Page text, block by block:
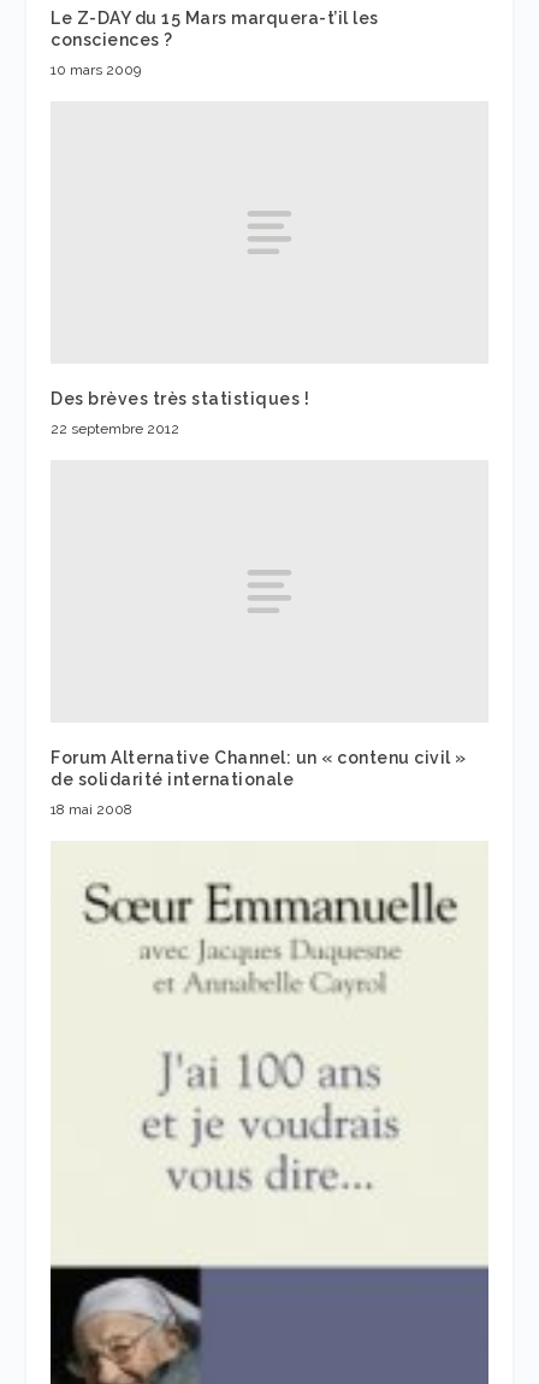
Le Z-DAY du 15 Mars marquera-t’il les
consciences ?
10 mars 2009
Des brèves très statistiques !
22 septembre 2012
Forum Alternative Channel: un « contenu civil »
de solidarité internationale
18 mai 2008